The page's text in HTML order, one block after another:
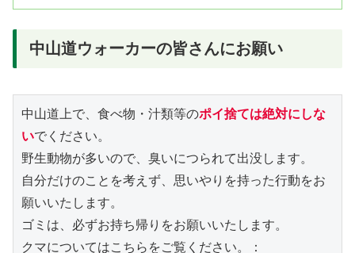
中山道ウォーカーの皆さんにお願い
中山道上で、食べ物・汁類等のポイ捨ては絶対にしな
いでください。
野生動物が多いので、臭いにつられて出没します。
自分だけのことを考えず、思いやりを持った行動をお
願いいたします。
ゴミは、必ずお持ち帰りをお願いいたします。
クマについてはこちらをご覧ください。：